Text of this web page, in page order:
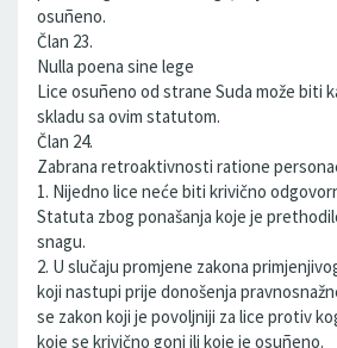
osuñeno.
Član 23.
Nulla poena sine lege
Lice osuñeno od strane Suda može biti
skladu sa ovim statutom.
Član 24.
Zabrana retroaktivnosti ratione
1. Nijedno lice neće biti krivično
Statuta zbog ponašanja koje je
snagu.
2. U slučaju promjene zakona
koji nastupi prije donošenja
se zakon koji je povoljniji za lice protiv
koje se krivično goni ili koje je osuñeno.